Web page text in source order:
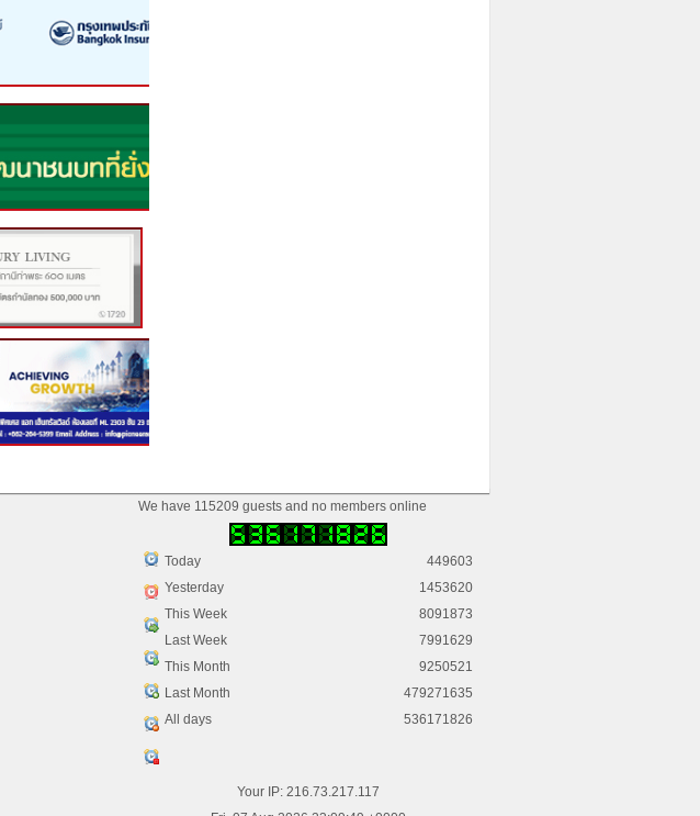
We have 115209 guests and no members online
Today
Yesterday
This Week
Last Week
This Month
Last Month
All days
449603
1453620
8091873
7991629
9250521
479271635
536171826
Your IP: 216.73.217.117